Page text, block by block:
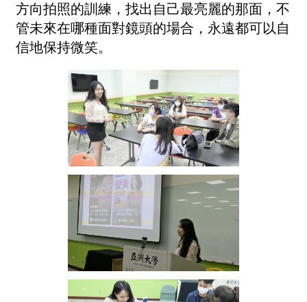
方向拍照的訓練，找出自己最亮麗的那面，不
管未來在哪種面對鏡頭的場合，永遠都可以自
信地保持微笑。